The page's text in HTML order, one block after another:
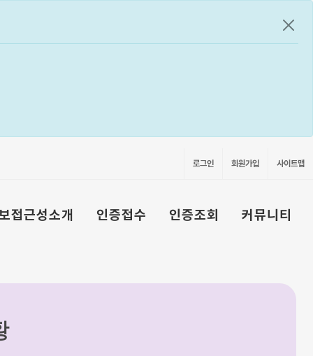
공지
로그인 회원가입 사이트맵
접근성소개 인증접수 인증조회 커뮤니티